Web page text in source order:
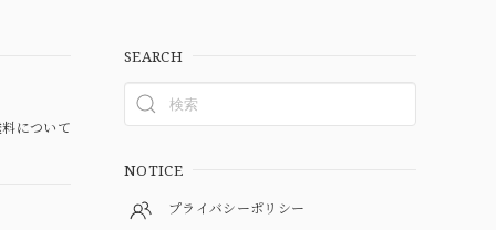
について
SEARCH
NOTICE
プライバシーポリシー